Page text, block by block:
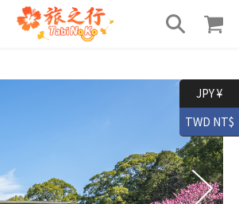
JPY ¥
TWD NT$